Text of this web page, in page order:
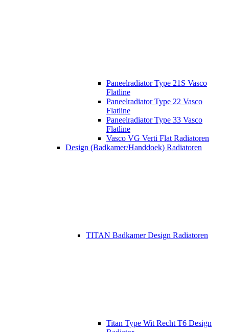
Paneelradiator Type 21S Vasco
Flatline
Paneelradiator Type 22 Vasco
Flatline
Paneelradiator Type 33 Vasco
Flatline
Vasco VG Verti Flat Radiatoren
Design (Badkamer/Handdoek) Radiatoren
TITAN Badkamer Design Radiatoren
Titan Type Wit Recht T6 Design